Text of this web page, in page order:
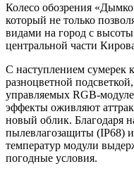
Колесо обозрения
который не только
видами на город с
центральной части
С наступлением сумерек
разноцветной
управляемых RGB-
эффекты оживляют
новый облик. Благодаря
пылевлагозащиты (IP68)
температур модули
погодные условия.